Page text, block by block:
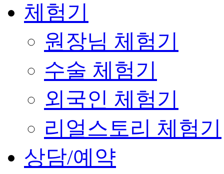
체험기
원장님 체험기
수술 체험기
외국인 체험기
리얼스토리 체험기
상담/예약